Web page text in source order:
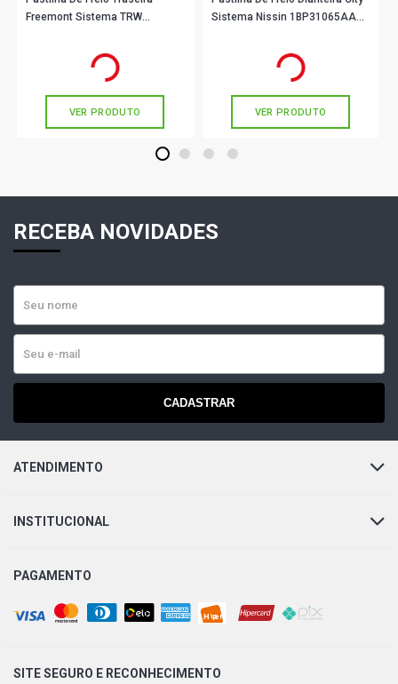
Freemont Sistema TRW
em até 4x de
VER PRODUTO
Sistema Nissin 1BP31065AA
em até 4x de
VER PRODUTO
1 2 3 4
RECEBA NOVIDADES
CADASTRAR
ATENDIMENTO
INSTITUCIONAL
PAGAMENTO
SITE SEGURO E RECONHECIMENTO